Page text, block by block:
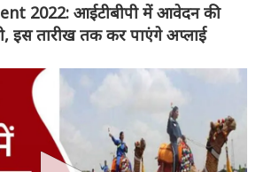
2022: आईटीबीपी में आवेदन की
इस तारीख तक कर पाएंगे अप्लाई